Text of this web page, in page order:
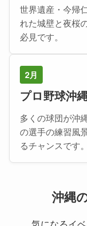
世界遺産・今帰
れた城壁と夜桜
必見です。
2月
プロ野球沖
多くの球団が沖
の選手の練習風
るチャンスです。
沖縄
気になるイ